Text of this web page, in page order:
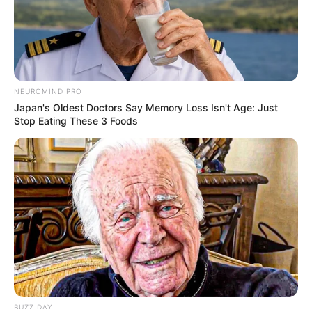
Hier folgen die schönsten Ausflugsziele und
Sehenswürdigkeiten in Deutschland, die
Reiseziele
und dieschönsten Urlaubsregionen
Die Ausflugsziele für Kinder in und um Pottenstein sind für
Familien, Schüler in Schulklassen, Kindergartenkinder
und Jugendliche geeignet. Außerdem gibt es, wie oben
schon erwähnt, bei einigen der hier angegebenen
Kinderausflugszielen und Museen auch besondere
Angebote für Gruppen und für denKindergeburtstag
Ansonsten beinhaltet diese Seite neben
Familienausflugszielen auch Tipps für den Kindertag,
Bademöglichkeiten, Erlebnisse mit Tieren,
Spielzeugmuseen ,Freizeitparks,Kletterparks ,
Sportangebote und Indoor-Spielparks.
NEUROMIND PRO
Japan's Oldest Doctors Say Memory Loss Isn't Age: Just
Stop Eating These 3 Foods
BUZZ DAY